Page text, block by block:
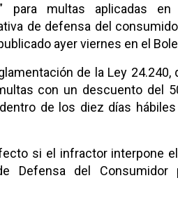
para multas aplicadas en
de defensa del
ayer viernes en el
de la Ley 24.240,
con un descuento del
de los diez días
si el infractor interpone
del Consumidor